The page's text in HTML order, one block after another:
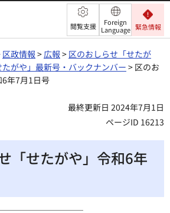
閲覧支援
Foreign
Language 緊急情報
区政情報 >広報 > 区のおしらせ「せたが
がや」最新号・バックナンバー > 区のお
6年7月1日号
最終更新日 2024年7月1日
ページID 16213
「せたがや」令和6年